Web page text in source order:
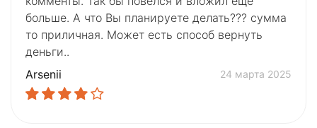
больше. А что Вы планируете делать??? сумма
то приличная. Может есть способ вернуть
деньги..
Arsenii
24 марта 2025